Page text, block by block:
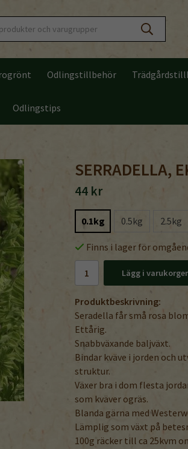
Odlingstillbehör
Odlingstips
SERRADELLA,
44 kr
0.1kg 0.5kg 2.5kg
Finns i lager för
Lägg i
Produktbeskrivning:
Seradella får små rosa
Ettårig.
Snabbväxande baljväxt.
Bindar kväve i jorden och
struktur.
Växer bra i dom flesta
som kväver ogräs.
Blanda gärna med
Lämplig som växt på
100g räcker till ca 25kvm